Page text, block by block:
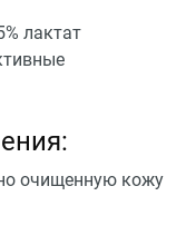
лактат
очищенную кожу